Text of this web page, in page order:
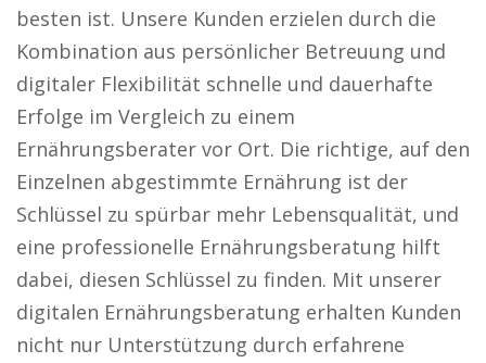
besten ist. Unsere Kunden erzielen durch die
Kombination aus persönlicher Betreuung und
digitaler Flexibilität schnelle und dauerhafte
Erfolge im Vergleich zu einem
Ernährungsberater vor Ort. Die richtige, auf den
Einzelnen abgestimmte Ernährung ist der
Schlüssel zu spürbar mehr Lebensqualität, und
eine professionelle Ernährungsberatung hilft
dabei, diesen Schlüssel zu finden. Mit unserer
digitalen Ernährungsberatung erhalten Kunden
nicht nur Unterstützung durch erfahrene